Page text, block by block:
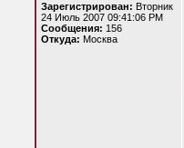
Зарегистрирован: Вторник
24 Июль 2007 09:41:06 PM
Сообщения: 156
Откуда: Москва